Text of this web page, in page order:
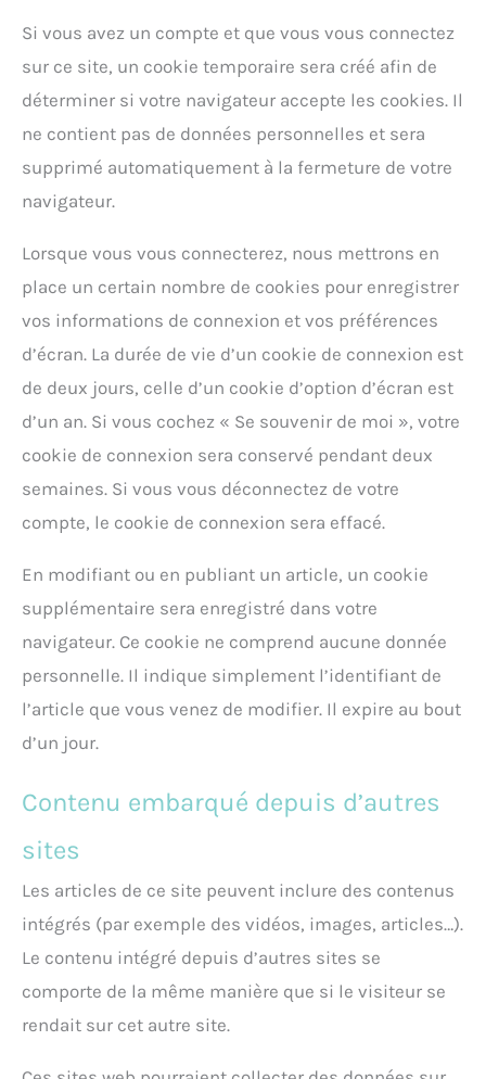
Si vous avez un compte et que vous vous connectez
sur ce site, un cookie temporaire sera créé afin de
déterminer si votre navigateur accepte les cookies. Il
ne contient pas de données personnelles et sera
supprimé automatiquement à la fermeture de votre
navigateur.
Lorsque vous vous connecterez, nous mettrons en
place un certain nombre de cookies pour enregistrer
vos informations de connexion et vos préférences
d’écran. La durée de vie d’un cookie de connexion est
de deux jours, celle d’un cookie d’option d’écran est
d’un an. Si vous cochez « Se souvenir de moi », votre
cookie de connexion sera conservé pendant deux
semaines. Si vous vous déconnectez de votre
compte, le cookie de connexion sera effacé.
En modifiant ou en publiant un article, un cookie
supplémentaire sera enregistré dans votre
navigateur. Ce cookie ne comprend aucune donnée
personnelle. Il indique simplement l’identifiant de
l’article que vous venez de modifier. Il expire au bout
d’un jour.
Contenu embarqué depuis d’autres
sites
Les articles de ce site peuvent inclure des contenus
intégrés (par exemple des vidéos, images, articles…).
Le contenu intégré depuis d’autres sites se
comporte de la même manière que si le visiteur se
rendait sur cet autre site.